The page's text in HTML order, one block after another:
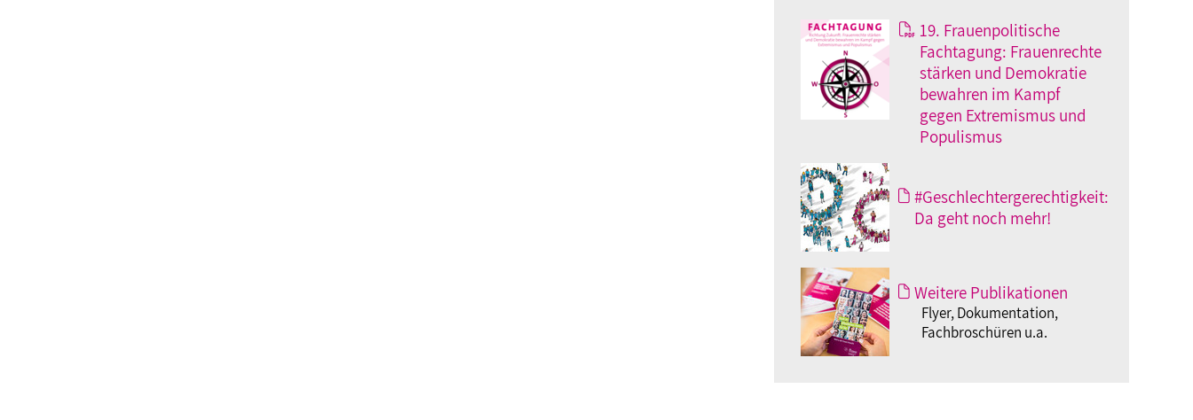
19. Frauenpolitische
Fachtagung: Frauenrechte
stärken und Demokratie
bewahren im Kampf
gegen Extremismus und
Populismus
#Geschlechtergerechtigkeit:
Da geht noch mehr!
Weitere Publikationen
Flyer, Dokumentation,
Fachbroschüren u.a.